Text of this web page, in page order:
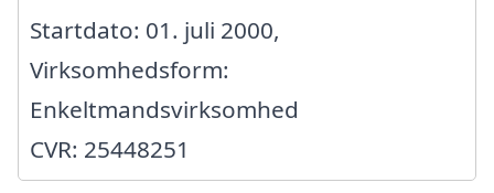
Startdato: 01. juli 2000,
Virksomhedsform:
Enkeltmandsvirksomhed
CVR: 25448251